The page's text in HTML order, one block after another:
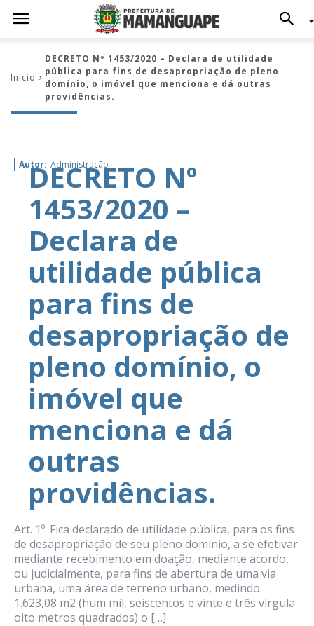
Início
DECRETO Nº 1453/2020 – Declara de utilidade
pública para fins de desapropriação de pleno
domínio, o imóvel que menciona e dá outras
providências.
Autor: Administração
DECRETO Nº
1453/2020 –
Declara de
utilidade pública
para fins de
desapropriação de
pleno domínio, o
imóvel que
menciona e dá
outras
providências.
Art. 1º. Fica declarado de utilidade pública, para os fins
de desapropriação de seu pleno domínio, a se efetivar
mediante recebimento em doação, mediante acordo,
ou judicialmente, para fins de abertura de uma via
urbana, uma área de terreno urbano, medindo
1.623,08 m2 (hum mil, seiscentos e vinte e três vírgula
oito metros quadrados) o […]